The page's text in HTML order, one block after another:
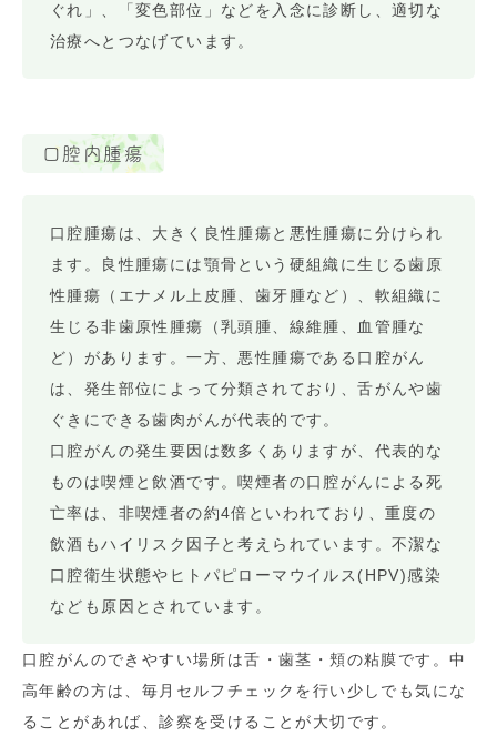
ぐれ」、「変色部位」などを入念に診断し、適切な
治療へとつなげています。
口腔内腫瘍
口腔腫瘍は、大きく良性腫瘍と悪性腫瘍に分けられ
ます。良性腫瘍には顎骨という硬組織に生じる歯原
性腫瘍（エナメル上皮腫、歯牙腫など）、軟組織に
生じる非歯原性腫瘍（乳頭腫、線維腫、血管腫な
ど）があります。一方、悪性腫瘍である口腔がん
は、発生部位によって分類されており、舌がんや歯
ぐきにできる歯肉がんが代表的です。
口腔がんの発生要因は数多くありますが、代表的な
ものは喫煙と飲酒です。喫煙者の口腔がんによる死
亡率は、非喫煙者の約4倍といわれており、重度の
飲酒もハイリスク因子と考えられています。不潔な
口腔衛生状態やヒトパピローマウイルス(HPV)感染
なども原因とされています。
口腔がんのできやすい場所は舌・歯茎・頬の粘膜です。中
高年齢の方は、毎月セルフチェックを行い少しでも気にな
ることがあれば、診察を受けることが大切です。